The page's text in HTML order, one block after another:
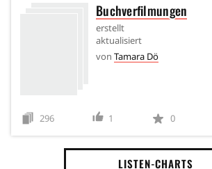
Buchverfilmungen
erstellt
aktualisiert
von Tamara Dö
296 1 0
LISTEN-CHARTS